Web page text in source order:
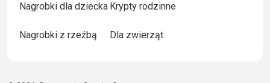
Nagrobki dla dziecka Krypty rodzinne
Nagrobki z rzeźbą Dla zwierząt